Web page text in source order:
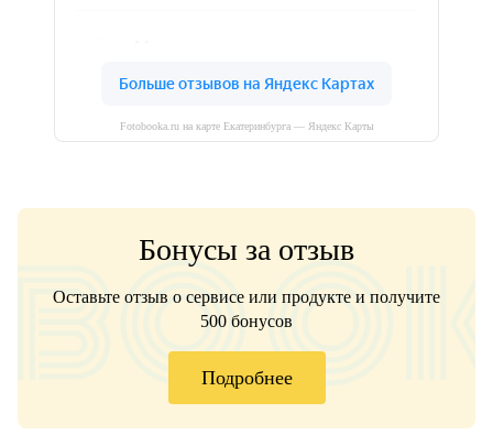
Fotobooka.ru на карте Екатеринбурга — Яндекс Карты
Бонусы за отзыв
Оставьте отзыв о сервисе или продукте и получите
500 бонусов
Подробнее